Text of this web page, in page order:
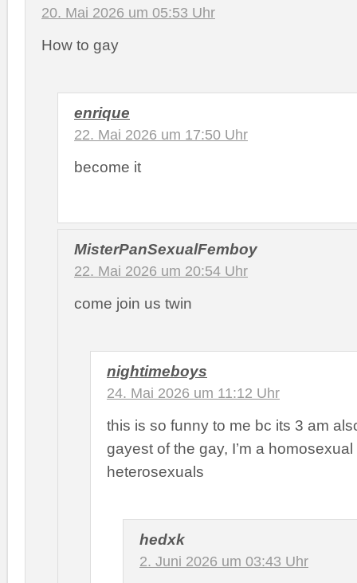
20. Mai 2026 um 05:53 Uhr
How to gay
enrique
22. Mai 2026 um 17:50 Uhr
become it
MisterPanSexualFemboy
22. Mai 2026 um 20:54 Uhr
come join us twin
nightimeboys
24. Mai 2026 um 11:12 Uhr
this is so funny to me bc its 3 am
gayest of the gay, I’m a
heterosexuals
hedxk
2. Juni 2026 um 03:43 Uhr